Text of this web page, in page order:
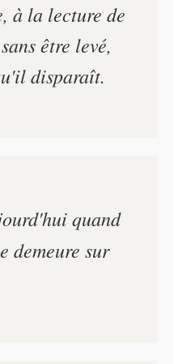
à la lecture de
être levé,
disparaît.
quand
demeure sur